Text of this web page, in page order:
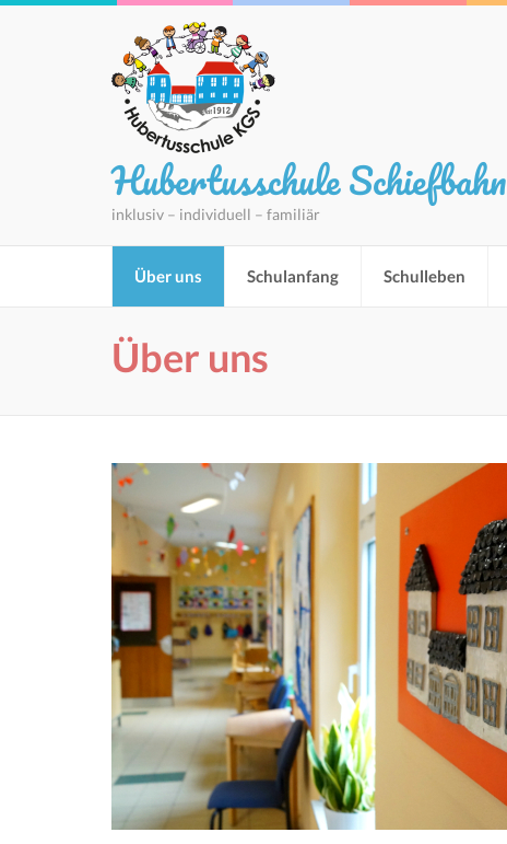
Hubertusschule Schiefbahn
inklusiv – individuell – familiär
Über uns Schulanfang Schulleben
Über uns